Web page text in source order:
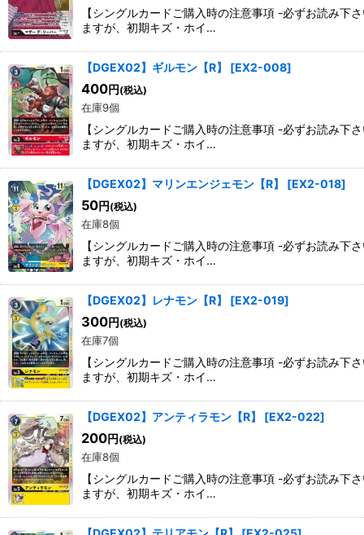
【シングルカードご購入時の注意事項 -必ずお読み
ますが、初期キズ・ホイ…
【DGEX02】ギルモン【R】 [EX2-008]
400円 (税込)
在庫9個
【シングルカードご購入時の注意事項 -必ずお読み
ますが、初期キズ・ホイ…
【DGEX02】マリンエンジェモン【R】 [EX2-018]
50円 (税込)
在庫8個
【シングルカードご購入時の注意事項 -必ずお読み
ますが、初期キズ・ホイ…
【DGEX02】レナモン【R】 [EX2-019]
300円 (税込)
在庫7個
【シングルカードご購入時の注意事項 -必ずお読み
ますが、初期キズ・ホイ…
【DGEX02】アンティラモン【R】 [EX2-022]
200円 (税込)
在庫8個
【シングルカードご購入時の注意事項 -必ずお読み
ますが、初期キズ・ホイ…